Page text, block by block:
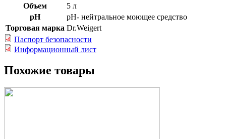
Объем
5 л
рH
рН- нейтральное моющее средство
Торговая марка Dr.Weigert
Паспорт безопасности
Информационный лист
Похожие товары